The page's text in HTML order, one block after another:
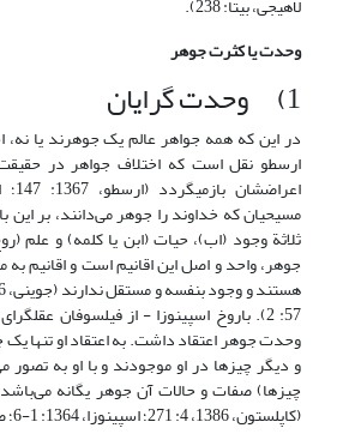
لاهیجی، بی‏تا: 238).
وحدت یا کثرت جوهر
1) وحدت گرایان
در این که همه جواهر عالم یک جوهرند یا نه،
ارسطو نقل است که اختلاف جواهر در
مسیحیان که خداوند را جوهر می‌دانند، بر این
ثلاثة وجود (اب)، حیات (ابن یا کلمه) و
جوهر، واحد و اصل این اقانیم است و اقانیم به
57: 2). باروخ اسپینوزا - از فیلسوفان
وحدت جوهر اعتقاد داشت. به اعتقاد او تنها
و دیگر چیزها در او موجودند و با او به تصور
چیزها) صفات و حالات آن جوهر یگانه
(کاپلستون، 1386، 4: 271؛ اسپینوزا، 1364: 1-6؛ صلیبا: 1414، 1: 426).